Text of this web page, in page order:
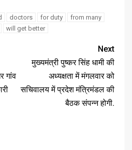
doctors for duty
from many
will get better
गांव
Next
मुख्यमंत्री पुष्कर सिंह धामी की
अध्यक्षता में मंगलवार को
सचिवालय में प्रदेश मंत्रिमंडल की
बैठक संपन्न होगी.